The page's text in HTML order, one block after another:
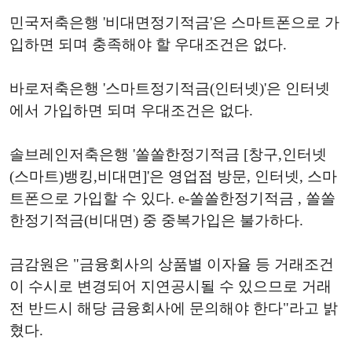
민국저축은행 '비대면정기적금'은 스마트폰으로 가
입하면 되며 충족해야 할 우대조건은 없다.
바로저축은행 '스마트정기적금(인터넷)'은 인터넷
에서 가입하면 되며 우대조건은 없다.
솔브레인저축은행 '쏠쏠한정기적금 [창구,인터넷
(스마트)뱅킹,비대면]'은 영업점 방문, 인터넷, 스마
트폰으로 가입할 수 있다. e-쏠쏠한정기적금 , 쏠쏠
한정기적금(비대면) 중 중복가입은 불가하다.
금감원은 "금융회사의 상품별 이자율 등 거래조건
이 수시로 변경되어 지연공시될 수 있으므로 거래
전 반드시 해당 금융회사에 문의해야 한다"라고 밝
혔다.